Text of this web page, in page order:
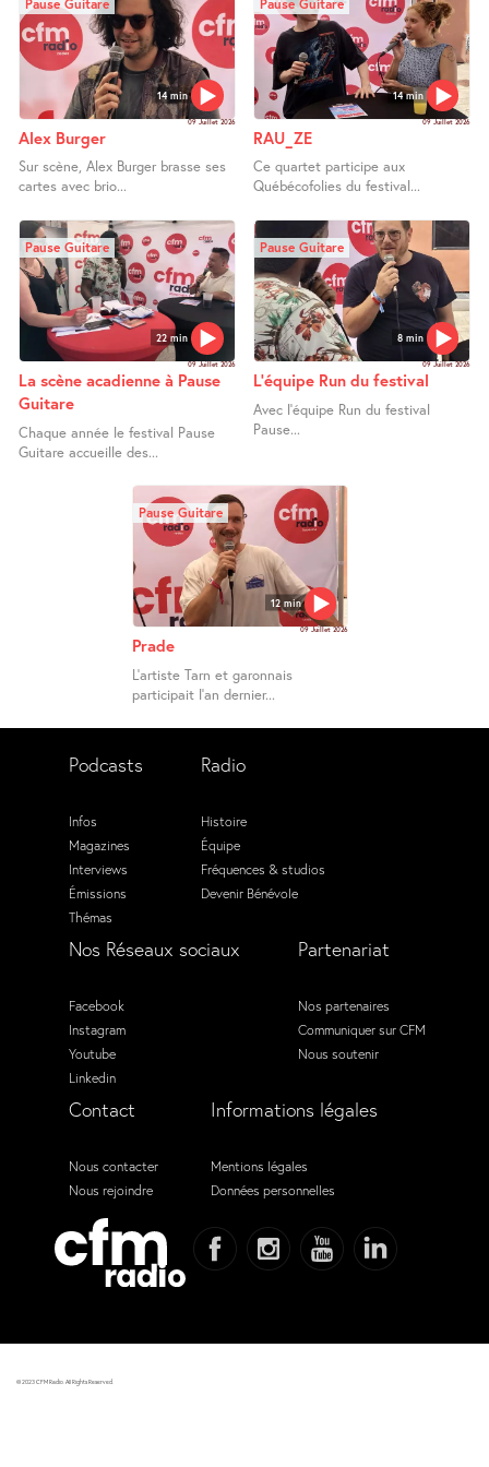
14 min
Pause Guitare
09 Juillet 2026
Alex Burger
Sur scène, Alex Burger brasse ses
cartes avec brio...
14 min
Pause Guitare
09 Juillet 2026
RAU_ZE
Ce quartet participe aux
Québécofolies du festival...
22 min
Pause Guitare
09 Juillet 2026
La scène acadienne à Pause
Guitare
Chaque année le festival Pause
Guitare accueille des...
8 min
Pause Guitare
09 Juillet 2026
L’équipe Run du festival
Avec l’équipe Run du festival
Pause...
12 min
Pause Guitare
09 Juillet 2026
Prade
L’artiste Tarn et garonnais
participait l’an dernier...
Podcasts
Infos
Magazines
Interviews
Émissions
Thémas
Radio
Histoire
Équipe
Fréquences & studios
Devenir Bénévole
Nos Réseaux sociaux
Facebook
Instagram
Youtube
Linkedin
Partenariat
Nos partenaires
Communiquer sur CFM
Nous soutenir
Contact
Nous contacter
Nous rejoindre
Informations légales
Mentions légales
Données personnelles
© 2023 CFM Radio. All Rights Reserved.